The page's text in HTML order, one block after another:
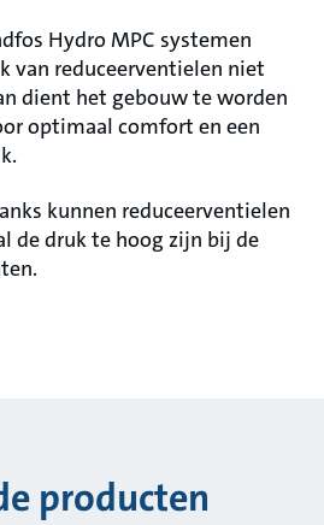
Hydro MPC systemen
van reduceerventielen niet
dient het gebouw te worden
optimaal comfort en een
kunnen reduceerventielen
de druk te hoog zijn bij de
producten